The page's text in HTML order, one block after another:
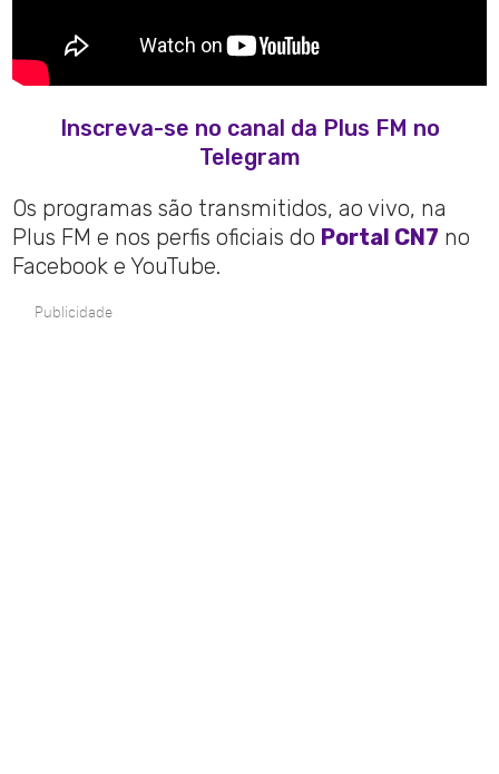
Inscreva-se no canal da Plus FM no
Telegram
Os programas são transmitidos, ao vivo, na
Plus FM e nos perfis oficiais do Portal CN7 no
Facebook e YouTube.
Publicidade